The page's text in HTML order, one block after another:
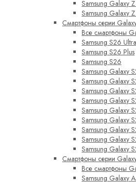
Samsung Galaxy
Samsung Galaxy
Смартфоны серии
Все смартфоны
Samsung S26 Ultra
Samsung S26 Plus
Samsung S26
Samsung Galaxy
Samsung Galaxy
Samsung Galaxy
Samsung Galaxy
Samsung Galaxy
Samsung Galaxy
Samsung Galaxy
Samsung Galaxy
Samsung Galaxy
Смартфоны серии
Все смартфоны
Samsung Galaxy